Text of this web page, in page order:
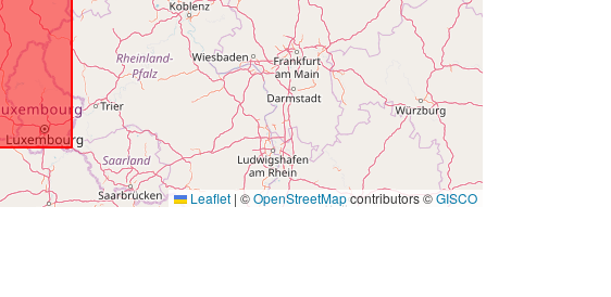
Leaflet | ©OpenStreetMapcontributors ©GISCO
acesso:
Zakres czasowy:
01 January 1981
- 31 December 1981